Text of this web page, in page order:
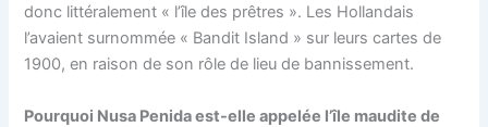
donc littéralement « l’île des prêtres ». Les Hollandais
l’avaient surnommée « Bandit Island » sur leurs cartes de
1900, en raison de son rôle de lieu de bannissement.
Pourquoi Nusa Penida est-elle appelée l’île maudite de